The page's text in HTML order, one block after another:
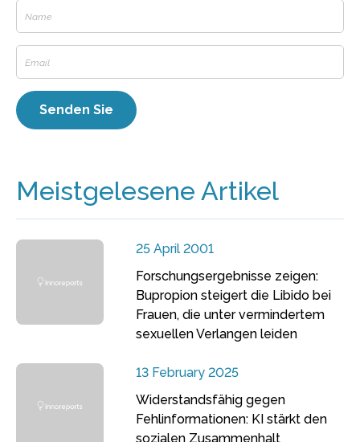
Meistgelesene Artikel
25 April 2001
Forschungsergebnisse zeigen:
Bupropion steigert die Libido bei
Frauen, die unter vermindertem
sexuellen Verlangen leiden
13 February 2025
Widerstandsfähig gegen
Fehlinformationen: KI stärkt den
sozialen Zusammenhalt